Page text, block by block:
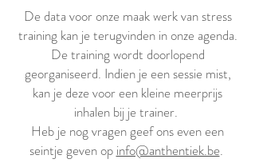
De data voor onze maak werk van stress
training kan je terugvinden in onze agenda.
De training wordt doorlopend
georganiseerd. Indien je een sessie mist,
kan je deze voor een kleine meerprijs
inhalen bij je trainer.
Heb je nog vragen geef ons even een
seintje geven op info@anthentiek.be.